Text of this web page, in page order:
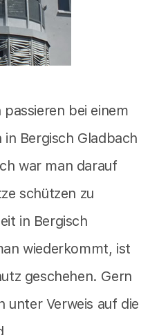
bei einem
Bergisch Gladbach
war man darauf
schützen zu
in Bergisch
wiederkommt, ist
geschehen. Gern
unter Verweis auf die